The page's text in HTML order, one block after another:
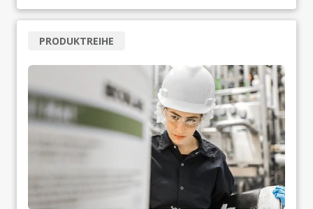
PRODUKTREIHE